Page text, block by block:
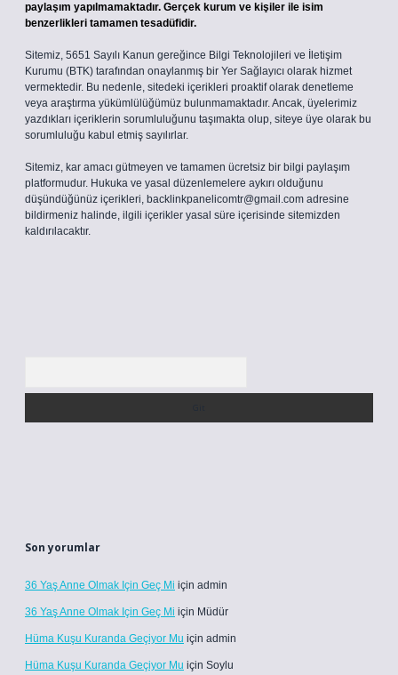
paylaşım yapılmamaktadır. Gerçek kurum ve kişiler ile isim
benzerlikleri tamamen tesadüfidir.
Sitemiz, 5651 Sayılı Kanun gereğince Bilgi Teknolojileri ve İletişim
Kurumu (BTK) tarafından onaylanmış bir Yer Sağlayıcı olarak hizmet
vermektedir. Bu nedenle, sitedeki içerikleri proaktif olarak denetleme
veya araştırma yükümlülüğümüz bulunmamaktadır. Ancak, üyelerimiz
yazdıkları içeriklerin sorumluluğunu taşımakta olup, siteye üye olarak bu
sorumluluğu kabul etmiş sayılırlar.
Sitemiz, kar amacı gütmeyen ve tamamen ücretsiz bir bilgi paylaşım
platformudur. Hukuka ve yasal düzenlemelere aykırı olduğunu
düşündüğünüz içerikleri, backlinkpanelicomtr@gmail.com adresine
bildirmeniz halinde, ilgili içerikler yasal süre içerisinde sitemizden
kaldırılacaktır.
Son yorumlar
36 Yaş Anne Olmak Için Geç Mi için admin
36 Yaş Anne Olmak Için Geç Mi için Müdür
Hüma Kuşu Kuranda Geçiyor Mu için admin
Hüma Kuşu Kuranda Geçiyor Mu için Soylu